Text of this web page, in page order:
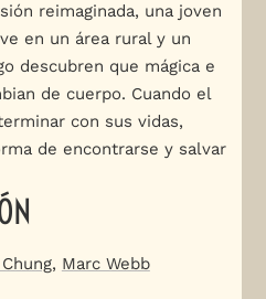
reimaginada, una joven
en un área rural y un
descubren que mágica e
de cuerpo. Cuando el
con sus vidas,
de encontrarse y salvar
, Marc Webb